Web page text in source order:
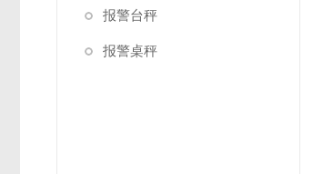
报警台秤
报警桌秤